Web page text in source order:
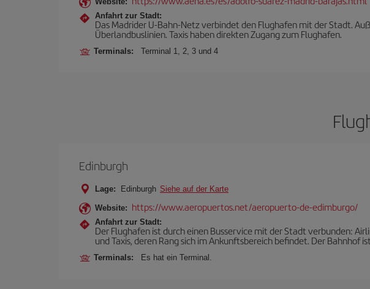
Anfahrt zur Stadt:
Das Madrider U-Bahn-Netz verbindet den Flughafen mit der Stadt.
Überlandbuslinien. Taxis haben direkten Zugang zum Flughafen.
Terminals: Terminal 1, 2, 3 und 4
Edinburgh
Lage: Edinburgh Siehe auf der Karte
Website: https://www.aeropuertos.net/aeropuerto-de-edimburgo/
Anfahrt zur Stadt:
Der Flughafen ist durch einen Busservice mit der Stadt verbunden:
und Taxis, deren Rang sich im Ankunftsbereich befindet. Der
Terminals: Es hat ein Terminal.